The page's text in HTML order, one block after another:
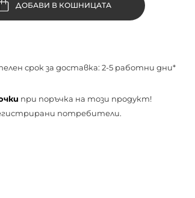
ДОБАВИ В КОШНИЦАТА
срок за доставка: 2-5 работни дни*
при поръчка на този продукт!
потребители.